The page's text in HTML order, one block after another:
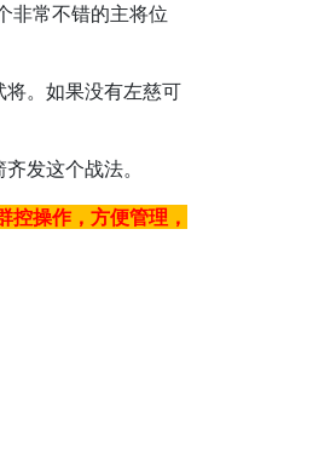
非常不错的主将位
。如果没有左慈可
发这个战法。
操作，方便管理，